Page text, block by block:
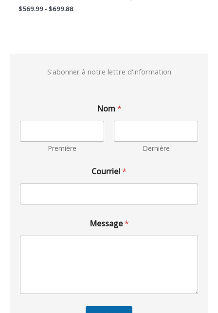
$569.99 -$699.88
S'abonner à notre lettre d'information
Nom *
Première Dernière
Courriel*
Message*